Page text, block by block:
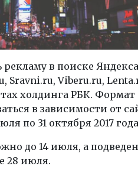
в поиске
Sravni.ru, Viberu.ru,
холдинга РБК. Формат
в зависимости от
по 31 октября 2017
до 14 июля, а
28 июля.